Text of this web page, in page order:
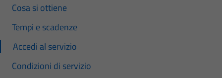
Cosa si ottiene
Tempi e scadenze
Accedi al servizio
Condizioni di servizio